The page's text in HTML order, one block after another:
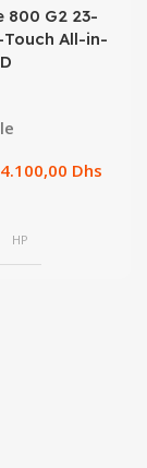
800 G2 23-
All-in-
4.100,00 Dhs
HP